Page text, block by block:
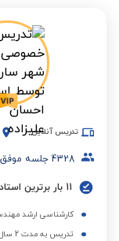
تدریس آنلاین
4328 جلسه موفق
11 بار برترین استاد در گروه درسی و فصول مختلف
کارشناسی ارشد